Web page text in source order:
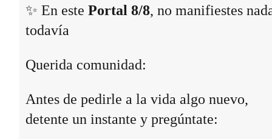
✨ En este Portal 8/8, no manifiestes
todavía
Querida comunidad:
Antes de pedirle a la vida algo nuevo,
detente un instante y pregúntate: